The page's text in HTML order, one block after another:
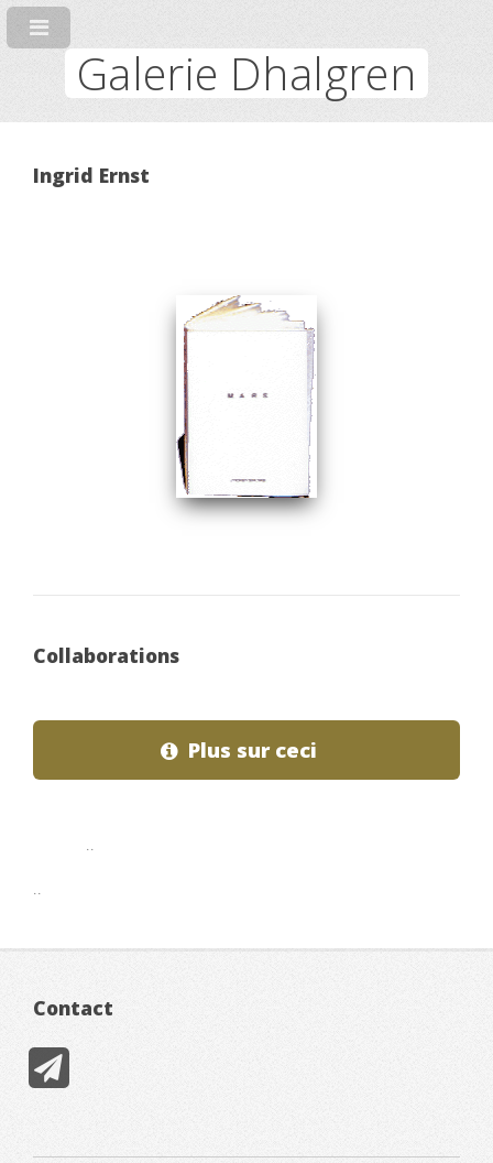
Galerie Dhalgren
Ingrid Ernst
Collaborations
Plus sur ceci
Contact